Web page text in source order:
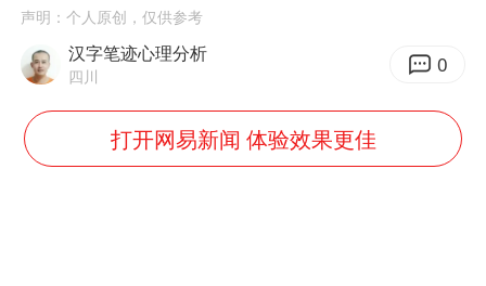
声明：个人原创，仅供参考
汉字笔迹心理分析
四川 0
打开网易新闻 体验效果更佳